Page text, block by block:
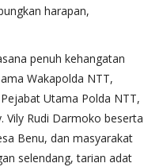
harapan,
penuh kehangatan
Wakapolda NTT,
Utama Polda NTT,
Vily Rudi Darmoko beserta
Benu, dan masyarakat
selendang, tarian adat